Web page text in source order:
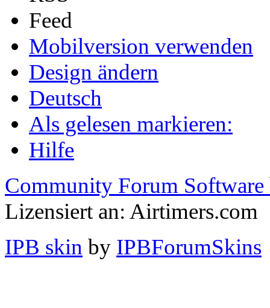
Mobilversion verwenden
Design ändern
Deutsch
Als gelesen markieren:
Hilfe
Community Forum Software
Lizensiert an: Airtimers.com
IPB skin by IPBForumSkins